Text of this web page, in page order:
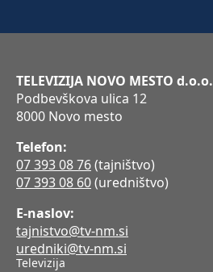
TELEVIZIJA NOVO MESTO d.o.o.
Podbevškova ulica 12
8000 Novo mesto
Telefon:
07 393 08 76(tajništvo)
07 393 08 60(uredništvo)
E-naslov:
tajnistvo@tv-nm.si
uredniki@tv-nm.si
Televizija